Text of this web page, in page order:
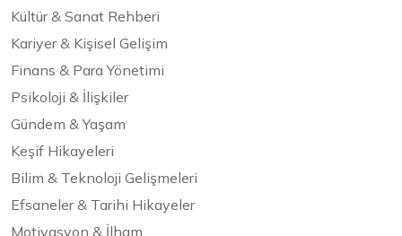
Kültür & Sanat Rehberi
Kariyer & Kişisel Gelişim
Finans & Para Yönetimi
Psikoloji & İlişkiler
Gündem & Yaşam
Keşif Hikayeleri
Bilim & Teknoloji Gelişmeleri
Efsaneler & Tarihi Hikayeler
Motivasyon & İlham